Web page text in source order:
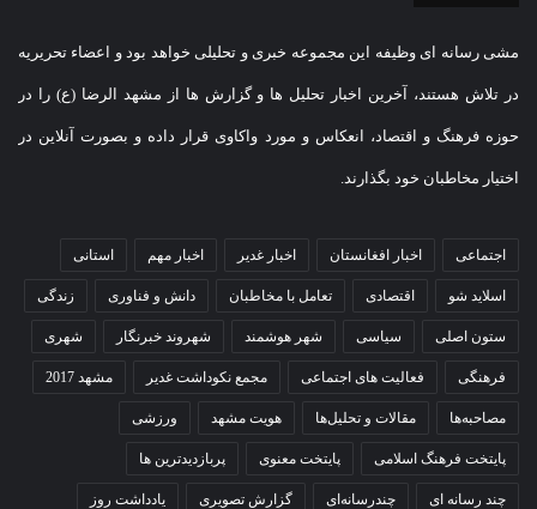
مشی رسانه ای وظیفه این مجموعه خبری و تحلیلی خواهد بود و اعضاء تحریریه
در تلاش هستند، آخرین اخبار تحلیل ها و گزارش ها از مشهد الرضا (ع) را در
حوزه فرهنگ و اقتصاد، انعکاس و مورد واکاوی قرار داده و بصورت آنلاین در
اختیار مخاطبان خود بگذارند.
اجتماعی اخبار افغانستان اخبار غدیر اخبار مهم استانی
اسلاید شو اقتصادی تعامل با مخاطبان دانش و فناوری زندگی
ستون اصلی سیاسی شهر هوشمند شهروند خبرنگار شهری
فرهنگی فعالیت های اجتماعی مجمع نکوداشت غدیر مشهد 2017
مصاحبه‌ها مقالات و تحلیل‌ها هویت مشهد ورزشی
پایتخت فرهنگ اسلامی پایتخت معنوی پربازدیدترین ها
چند رسانه ای چندرسانه‌ای گزارش تصویری یادداشت روز